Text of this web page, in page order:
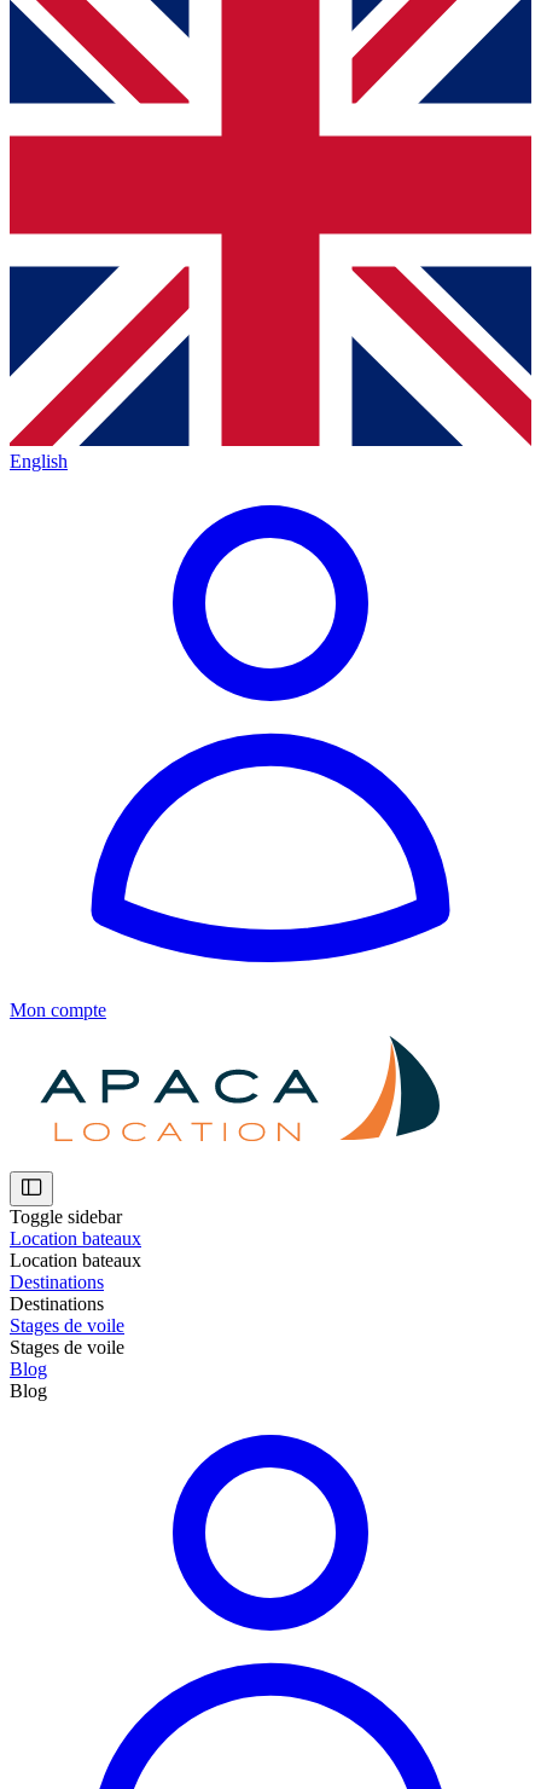
English
Mon compte
Toggle sidebar
Location bateaux
Location bateaux
Destinations
Destinations
Stages de voile
Stages de voile
Blog
Blog